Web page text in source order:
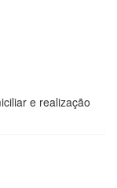
e realização